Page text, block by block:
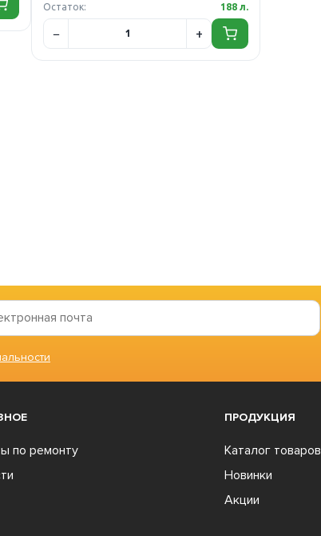
Остаток: 188 л.
по ремонту
ПРОДУКЦИЯ
Каталог товаров
Новинки
Акции